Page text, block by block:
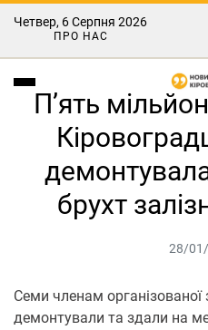
Четвер, 6 Серпня 2026
ПРО НАС
П’ять
брухт
28/
Семи членам організованої
демонтували та здали на